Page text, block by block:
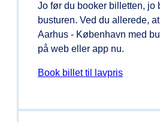
Jo før du booker billetten, jo
busturen. Ved du allerede,
Aarhus - København med
på web eller app nu.
Book billet til lavpris